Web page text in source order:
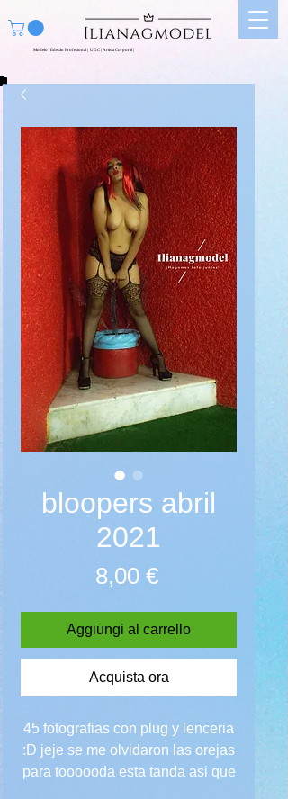
Modelo | Edecán Profesional | UGC | Artista Corporal |
bloopers abril
2021
8,00 €Prezzo
Aggiungi al carrello
Acquista ora
45 fotografias con plug y lenceria
:D jeje se me olvidaron las orejas
para toooooda esta tanda asi que